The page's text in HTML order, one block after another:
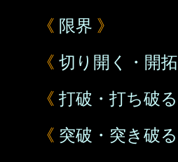
《 限界 》
《 切り開く・開拓
《 打破・打ち破る
《 突破・突き破る